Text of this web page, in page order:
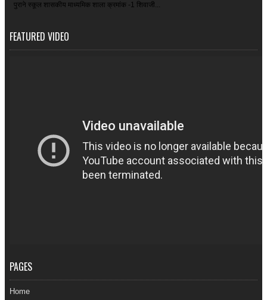
पुराने स्कूल शासकीय माध्यमिक शाला क्रमांक -1 शिवाजी...
FEATURED VIDEO
PAGES
Home